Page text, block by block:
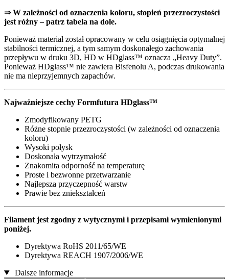
⇒ W zależności od oznaczenia koloru, stopień przezroczystości
jest różny – patrz tabela na dole.
Ponieważ materiał został opracowany w celu osiągnięcia optymalnej
stabilności termicznej, a tym samym doskonałego zachowania
przepływu w druku 3D, HD w HDglass™ oznacza „Heavy Duty”.
Ponieważ HDglass™ nie zawiera Bisfenolu A, podczas drukowania
nie ma nieprzyjemnych zapachów.
Najważniejsze cechy Formfutura HDglass™
Zmodyfikowany PETG
Różne stopnie przezroczystości (w zależności od oznaczenia
koloru)
Wysoki połysk
Doskonała wytrzymałość
Znakomita odporność na temperaturę
Proste i bezwonne przetwarzanie
Najlepsza przyczepność warstw
Prawie bez zniekształceń
Filament jest zgodny z wytycznymi i przepisami wymienionymi
poniżej.
Dyrektywa RoHS 2011/65/WE
Dyrektywa REACH 1907/2006/WE
Dalsze informacje